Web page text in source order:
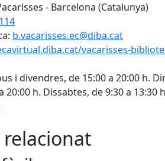
- Barcelona (Catalunya)
b.vacarisses.ec@diba.cat
vacarisses-
i divendres, de 15:00 a 20:00 h.
20:00 h. Dissabtes, de 9:30 a 13:30